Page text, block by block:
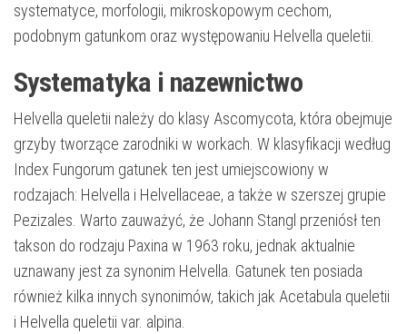
systematyce, morfologii, mikroskopowym cechom,
podobnym gatunkom oraz występowaniu Helvella queletii.
Systematyka i nazewnictwo
Helvella queletii należy do klasy Ascomycota, która obejmuje
grzyby tworzące zarodniki w workach. W klasyfikacji według
Index Fungorum gatunek ten jest umiejscowiony w
rodzajach: Helvella i Helvellaceae, a także w szerszej grupie
Pezizales. Warto zauważyć, że Johann Stangl przeniósł ten
takson do rodzaju Paxina w 1963 roku, jednak aktualnie
uznawany jest za synonim Helvella. Gatunek ten posiada
również kilka innych synonimów, takich jak Acetabula queletii
i Helvella queletii var. alpina.